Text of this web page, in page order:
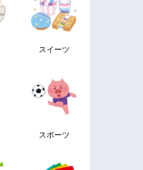
スイーツ
スポーツ